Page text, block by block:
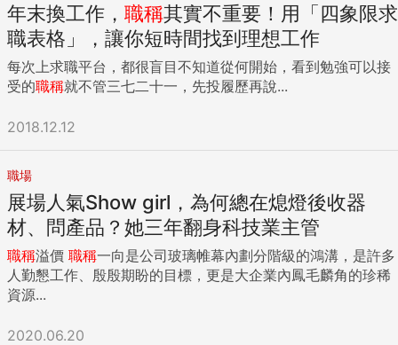
年末換工作， 職稱其實不重要！用「四象限求
職表格」，讓你短時間找到理想工作
每次上求職平台，都很盲目不知道從何開始，看到勉強可以接
受的職稱就不管三七二十一，先投履歷再說...
2018.12.12
職場
展場人氣Show girl，為何總在熄燈後收器
材、問產品？她三年翻身科技業主管
職稱溢價 職稱一向是公司玻璃帷幕內劃分階級的鴻溝，是許多
人勤懇工作、殷殷期盼的目標，更是大企業內鳳毛麟角的珍稀
資源...
2020.06.20